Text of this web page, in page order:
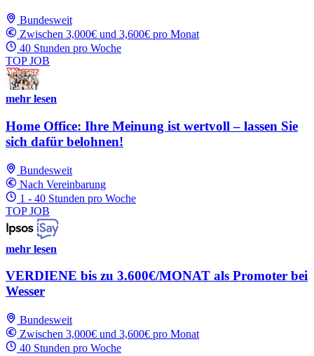
Bundesweit
Zwischen 3,000€ und 3,600€ pro Monat
40 Stunden pro Woche
TOP JOB
mehr lesen
Home Office: Ihre Meinung ist wertvoll – lassen Sie
sich dafür belohnen!
Bundesweit
Nach Vereinbarung
1 - 40 Stunden pro Woche
TOP JOB
mehr lesen
VERDIENE bis zu 3.600€/MONAT als Promoter bei
Wesser
Bundesweit
Zwischen 3,000€ und 3,600€ pro Monat
40 Stunden pro Woche